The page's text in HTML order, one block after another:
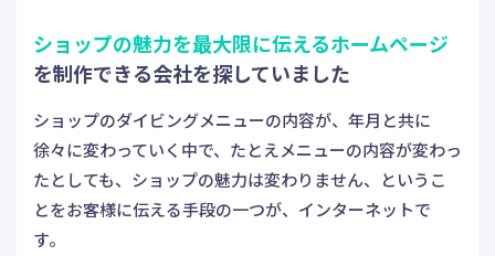
ショップの魅力を最大限に伝えるホームページ
を制作できる会社を探していました
ショップのダイビングメニューの内容が、年月と共に
徐々に変わっていく中で、たとえメニューの内容が変わっ
たとしても、ショップの魅力は変わりません、というこ
とをお客様に伝える手段の一つが、インターネットで
す。